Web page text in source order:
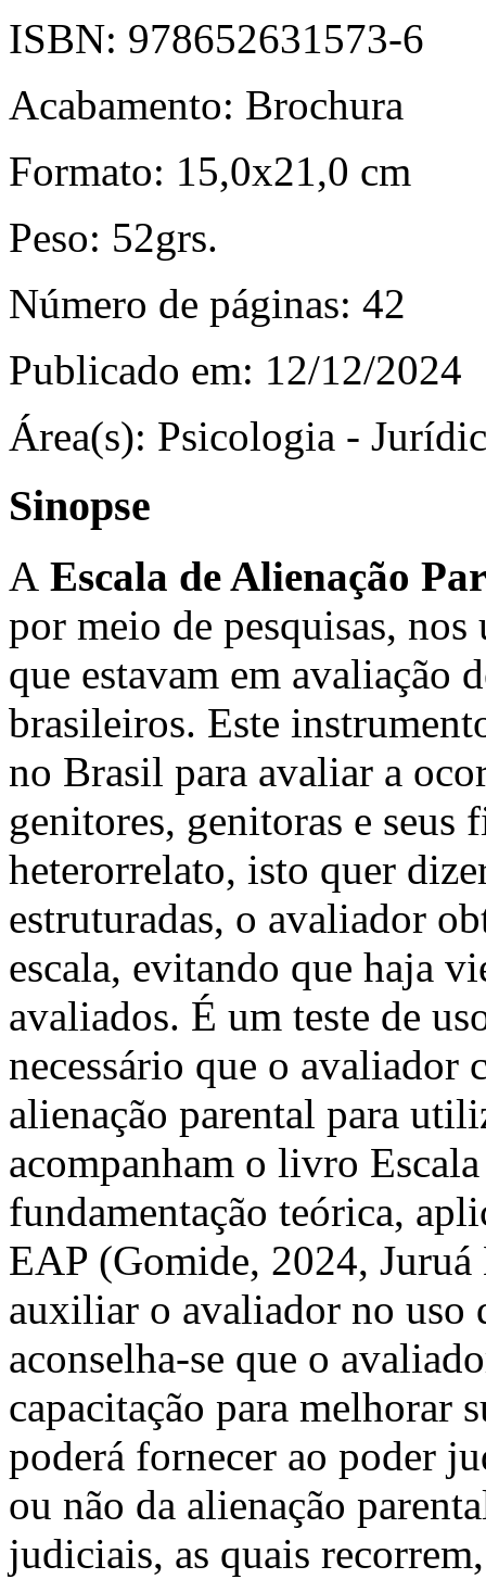
ISBN: 978652631573-6
Acabamento: Brochura
Formato: 15,0x21,0 cm
Peso: 52grs.
Número de páginas: 42
Publicado em: 12/12/2024
Área(s): Psicologia -
Sinopse
A Escala de Alienação
por meio de pesquisas,
que estavam em avaliação
brasileiros. Este
no Brasil para avaliar a
genitores, genitoras e
heterorrelato, isto quer
estruturadas, o avaliador
escala, evitando que haja
avaliados. É um teste de
necessário que o avaliador
alienação parental para
acompanham o livro
fundamentação teórica,
EAP (Gomide, 2024,
auxiliar o avaliador no uso
aconselha-se que o
capacitação para melhorar
poderá fornecer ao poder
ou não da alienação
judiciais, as quais